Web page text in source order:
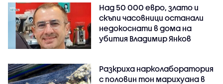
Над 50 000 евро, злато и
скъпи часовници останали
недокоснати в дома на
убития Владимир Янков
Разкриха нарколаборатория
с половин тон марихуана в